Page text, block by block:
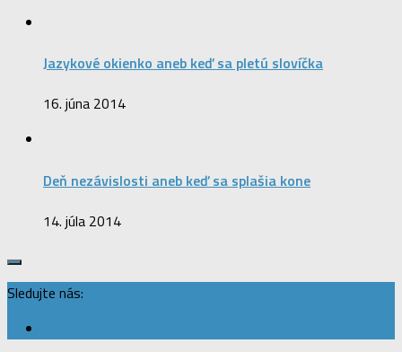
Jazykové okienko aneb keď sa pletú slovíčka
16. júna 2014
Deň nezávislosti aneb keď sa splašia kone
14. júla 2014
Sledujte nás: